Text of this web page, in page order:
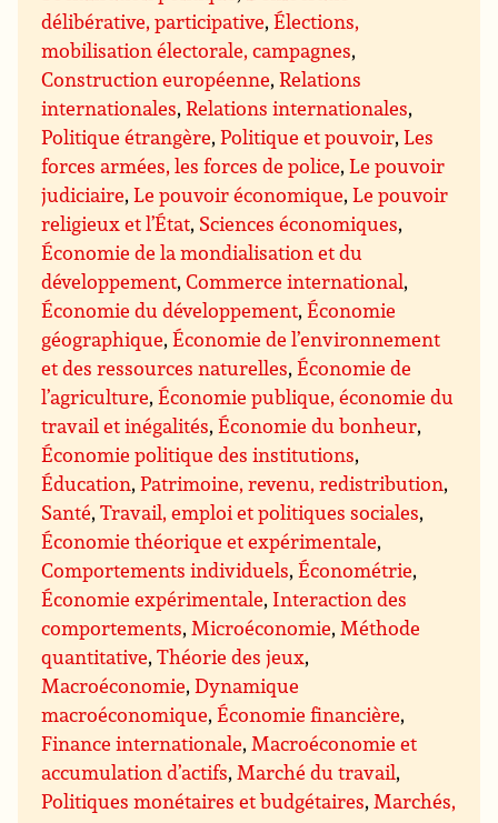
délibérative, participative,Élections,
mobilisation électorale, campagnes,
Construction européenne,Relations
internationales,Relations internationales,
Politique étrangère,Politique et pouvoir,Les
forces armées, les forces de police,Le pouvoir
judiciaire,Le pouvoir économique,Le pouvoir
religieux et l’État, Sciences économiques,
Économie de la mondialisation et du
développement,Commerce international,
Économie du développement,Économie
géographique,Économie de l’environnement
et des ressources naturelles,Économie de
l’agriculture,Économie publique, économie du
travail et inégalités,Économie du bonheur,
Économie politique des institutions,
Éducation,Patrimoine, revenu, redistribution,
Santé,Travail, emploi et politiques sociales,
Économie théorique et expérimentale,
Comportements individuels,Économétrie,
Économie expérimentale, Interaction des
comportements, Microéconomie, Méthode
quantitative,Théorie des jeux,
Macroéconomie,Dynamique
macroéconomique,Économie financière,
Finance internationale, Macroéconomie et
accumulation d’actifs, Marché du travail,
Politiques monétaires et budgétaires, Marchés,